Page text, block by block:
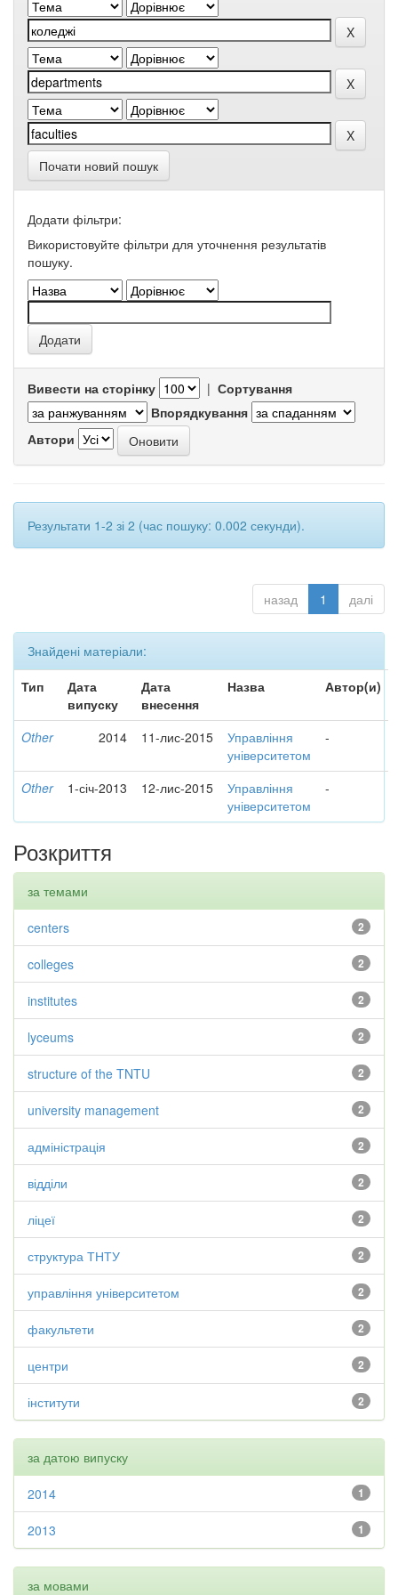
Почати новий пошук
Додати фільтри:
Використовуйте фільтри для уточнення результатів
пошуку.
Вивести на сторінку | Сортування
Впорядкування
Автори
Результати 1-2 зі 2 (час пошуку: 0.002 секунди).
назад 1 далі
Знайдені матеріали:
Тип
Дата
випуску
Дата
внесення
Назва Автор(и)
Other 2014 11-лис-2015
Управління
університетом
-
Other 1-січ-2013 12-лис-2015
Управління
університетом
-
Розкриття
за темами
2
centers
2
colleges
2
institutes
2
lyceums
2
structure of the TNTU
2
university management
2
адміністрація
2
відділи
2
ліцеї
2
структура ТНТУ
2
управління університетом
2
факультети
2
центри
2
інститути
за датою випуску
1
2014
1
2013
за мовами